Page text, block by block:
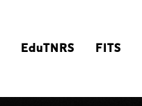
EduTNRS FITS